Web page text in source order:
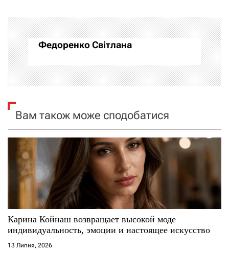
а
ц
і
а
п
с
і
Федоренко Світлана
Вам також може сподобатися
Карина Койнаш возвращает высокой моде
индивидуальность, эмоции и настоящее искусство
13 Липня, 2026